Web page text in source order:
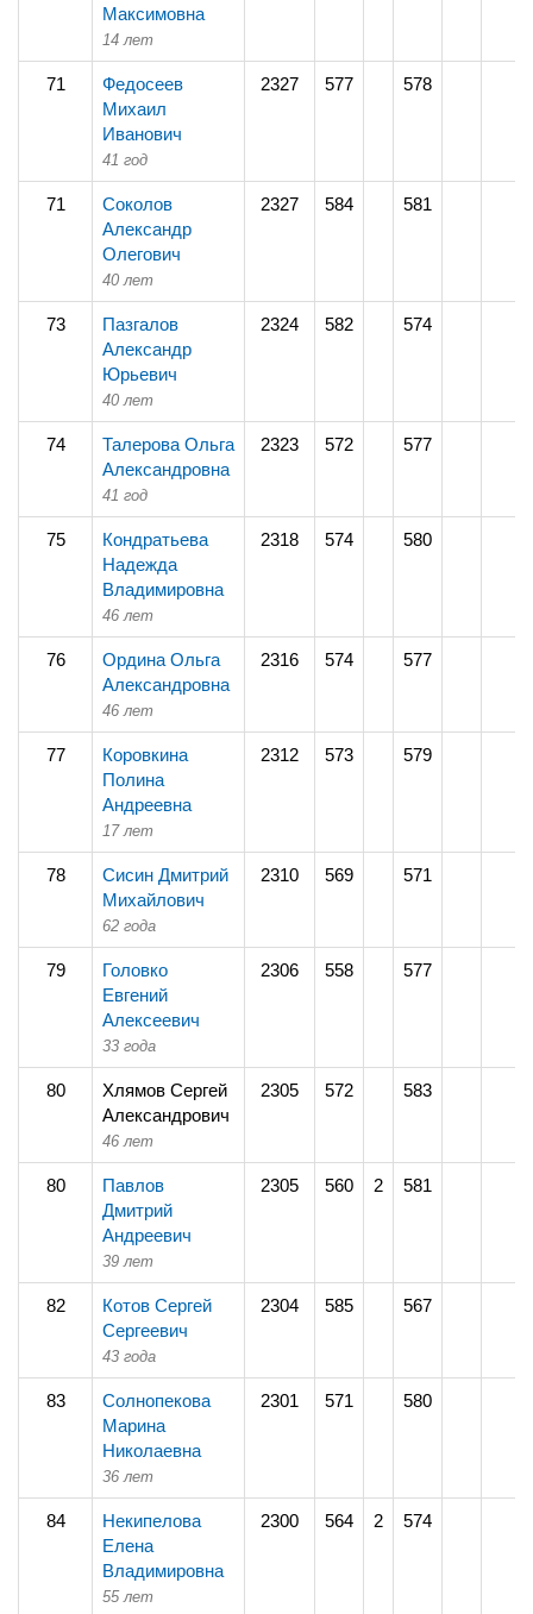
Максимовна
14 лет
71
Федосеев
Михаил
Иванович
41 год
2327 577 578
71
Соколов
Александр
Олегович
40 лет
2327 584 581
73
Пазгалов
Александр
Юрьевич
40 лет
2324 582 574
74
Талерова Ольга
Александровна
41 год
2323 572 577
75
Кондратьева
Надежда
Владимировна
46 лет
2318 574 580
76
Ордина Ольга
Александровна
46 лет
2316 574 577
77
Коровкина
Полина
Андреевна
17 лет
2312 573 579
78
Сисин Дмитрий
Михайлович
62 года
2310 569 571
79
Головко
Евгений
Алексеевич
33 года
2306 558 577
80
Хлямов Сергей
Александрович
46 лет
2305 572 583
80
Павлов
Дмитрий
Андреевич
39 лет
2305 560 2 581
82
Котов Сергей
Сергеевич
43 года
2304 585 567
83
Солнопекова
Марина
Николаевна
36 лет
2301 571 580
84
Некипелова
Елена
Владимировна
55 лет
2300 564 2 574